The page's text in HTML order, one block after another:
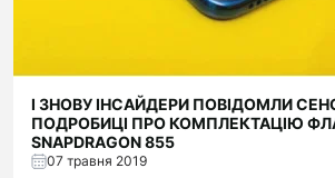
І ЗНОВУ ІНСАЙДЕРИ ПОВІДОМЛИ
ПОДРОБИЦІ ПРО КОМПЛЕКТАЦІЮ
SNAPDRAGON 855
07 травня 2019